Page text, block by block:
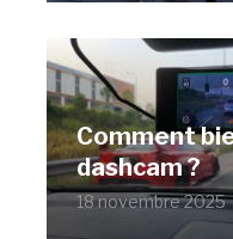
Comment
dashcam ?
18 novembre 2025